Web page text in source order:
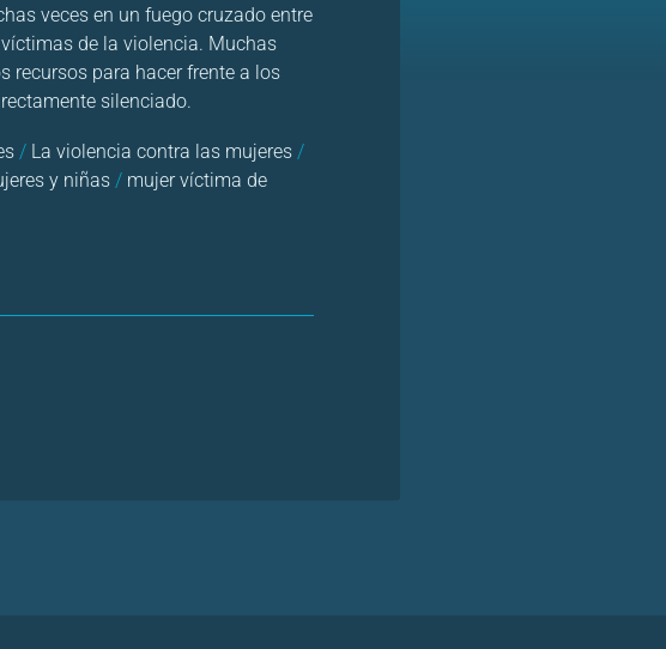
veces en un fuego cruzado entre
de la violencia. Muchas
recursos para hacer frente a los
silenciado.
/ La violencia contra las mujeres /
y niñas / mujer víctima de